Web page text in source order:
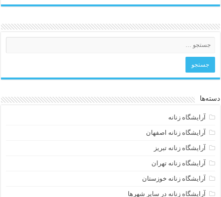
دسته‌ها
آرایشگاه زنانه
آرایشگاه زنانه اصفهان
آرایشگاه زنانه تبریز
آرایشگاه زنانه تهران
آرایشگاه زنانه خوزستان
آرایشگاه زنانه در سایر شهرها